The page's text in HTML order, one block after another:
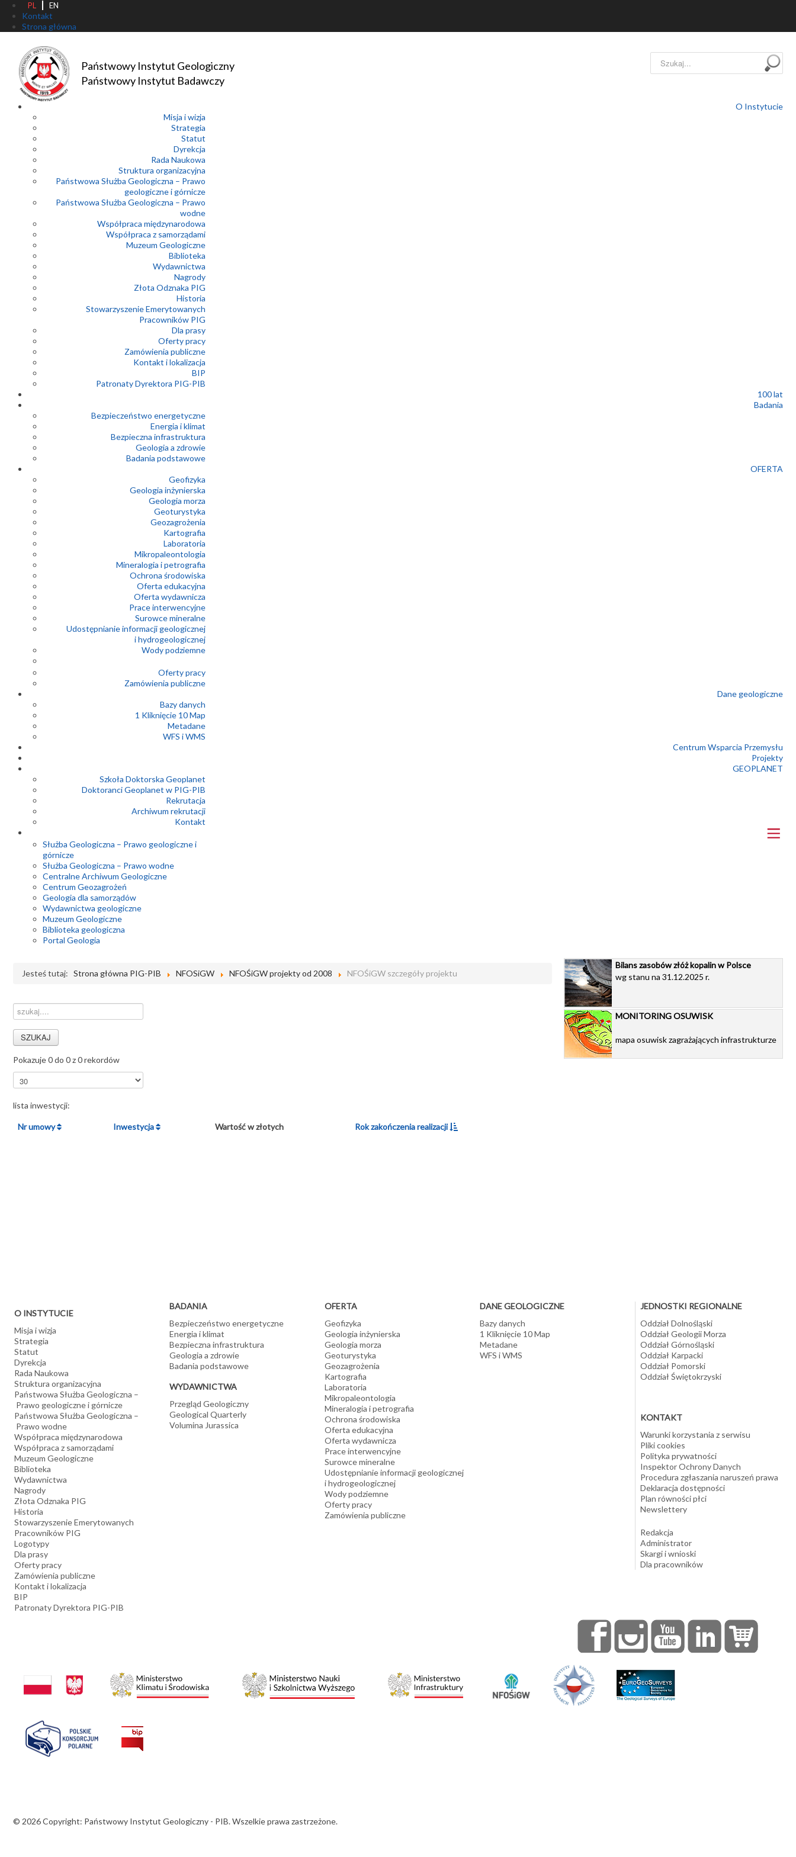
PL EN
Kontakt
Strona główna
Państwowy Instytut Geologiczny
Państwowy Instytut Badawczy
Szukaj...
O Instytucie
Misja i wizja
Strategia
Statut
Dyrekcja
Rada Naukowa
Struktura organizacyjna
Państwowa Służba Geologiczna – Prawo
geologiczne i górnicze
Państwowa Służba Geologiczna – Prawo
wodne
Współpraca międzynarodowa
Współpraca z samorządami
Muzeum Geologiczne
Biblioteka
Wydawnictwa
Nagrody
Złota Odznaka PIG
Historia
Stowarzyszenie Emerytowanych
Pracowników PIG
Dla prasy
Oferty pracy
Zamówienia publiczne
Kontakt i lokalizacja
BIP
Patronaty Dyrektora PIG-PIB
100 lat
Badania
Bezpieczeństwo energetyczne
Energia i klimat
Bezpieczna infrastruktura
Geologia a zdrowie
Badania podstawowe
OFERTA
Geofizyka
Geologia inżynierska
Geologia morza
Geoturystyka
Geozagrożenia
Kartografia
Laboratoria
Mikropaleontologia
Mineralogia i petrografia
Ochrona środowiska
Oferta edukacyjna
Oferta wydawnicza
Prace interwencyjne
Surowce mineralne
Udostępnianie informacji geologicznej
i hydrogeologicznej
Wody podziemne
Oferty pracy
Zamówienia publiczne
Dane geologiczne
Bazy danych
1 Kliknięcie 10 Map
Metadane
WFS i WMS
Centrum Wsparcia Przemysłu
Projekty
GEOPLANET
Szkoła Doktorska Geoplanet
Doktoranci Geoplanet w PIG-PIB
Rekrutacja
Archiwum rekrutacji
Kontakt
Służba Geologiczna – Prawo geologiczne i
górnicze
Służba Geologiczna – Prawo wodne
Centralne Archiwum Geologiczne
Centrum Geozagrożeń
Geologia dla samorządów
Wydawnictwa geologiczne
Muzeum Geologiczne
Biblioteka geologiczna
Portal Geologia
Jesteś tutaj: Strona główna PIG-PIB NFOSiGW NFOŚiGW projekty od 2008 NFOŚiGW szczegóły projektu
Pokazuje 0 do 0 z 0 rekordów
lista inwestycji:
Nr umowy Inwestycja Wartość w złotych Rok zakończenia realizacji
Bilans zasobów złóż kopalin w Polsce
wg stanu na 31.12.2025 r.
MONITORING OSUWISK
mapa osuwisk zagrażających infrastrukturze
O INSTYTUCIE
Misja i wizja
Strategia
Statut
Dyrekcja
Rada Naukowa
Struktura organizacyjna
Państwowa Służba Geologiczna –
Prawo geologiczne i górnicze
Państwowa Służba Geologiczna –
Prawo wodne
Współpraca międzynarodowa
Współpraca z samorządami
Muzeum Geologiczne
Biblioteka
Wydawnictwa
Nagrody
Złota Odznaka PIG
Historia
Stowarzyszenie Emerytowanych
Pracowników PIG
Logotypy
Dla prasy
Oferty pracy
Zamówienia publiczne
Kontakt i lokalizacja
BIP
Patronaty Dyrektora PIG-PIB
BADANIA
Bezpieczeństwo energetyczne
Energia i klimat
Bezpieczna infrastruktura
Geologia a zdrowie
Badania podstawowe
WYDAWNICTWA
Przegląd Geologiczny
Geological Quarterly
Volumina Jurassica
OFERTA
Geofizyka
Geologia inżynierska
Geologia morza
Geoturystyka
Geozagrożenia
Kartografia
Laboratoria
Mikropaleontologia
Mineralogia i petrografia
Ochrona środowiska
Oferta edukacyjna
Oferta wydawnicza
Prace interwencyjne
Surowce mineralne
Udostępnianie informacji geologicznej
i hydrogeologicznej
Wody podziemne
Oferty pracy
Zamówienia publiczne
DANE GEOLOGICZNE
Bazy danych
1 Kliknięcie 10 Map
Metadane
WFS i WMS
JEDNOSTKI REGIONALNE
Oddział Dolnośląski
Oddział Geologii Morza
Oddział Górnośląski
Oddział Karpacki
Oddział Pomorski
Oddział Świętokrzyski
KONTAKT
Warunki korzystania z serwisu
Pliki cookies
Polityka prywatności
Inspektor Ochrony Danych
Procedura zgłaszania naruszeń prawa
Deklaracja dostępności
Plan równości płci
Newslettery
Redakcja
Administrator
Skargi i wnioski
Dla pracowników
© 2026 Copyright: Państwowy Instytut Geologiczny - PIB. Wszelkie prawa zastrzeżone.